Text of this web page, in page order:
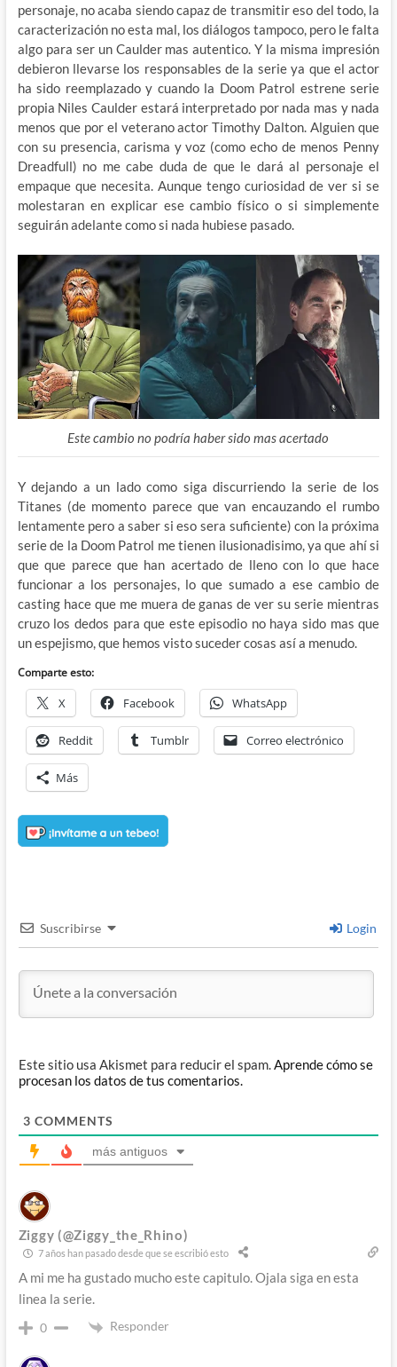
personaje, no acaba siendo capaz de transmitir eso del todo, la
caracterización no esta mal, los diálogos tampoco, pero le falta
algo para ser un Caulder mas autentico. Y la misma impresión
debieron llevarse los responsables de la serie ya que el actor
ha sido reemplazado y cuando la Doom Patrol estrene serie
propia Niles Caulder estará interpretado por nada mas y nada
menos que por el veterano actor Timothy Dalton. Alguien que
con su presencia, carisma y voz (como echo de menos Penny
Dreadfull) no me cabe duda de que le dará al personaje el
empaque que necesita. Aunque tengo curiosidad de ver si se
molestaran en explicar ese cambio físico o si simplemente
seguirán adelante como si nada hubiese pasado.
Este cambio no podría haber sido mas acertado
Y dejando a un lado como siga discurriendo la serie de los
Titanes (de momento parece que van encauzando el rumbo
lentamente pero a saber si eso sera suficiente) con la próxima
serie de la Doom Patrol me tienen ilusionadisimo, ya que ahí si
que que parece que han acertado de lleno con lo que hace
funcionar a los personajes, lo que sumado a ese cambio de
casting hace que me muera de ganas de ver su serie mientras
cruzo los dedos para que este episodio no haya sido mas que
un espejismo, que hemos visto suceder cosas así a menudo.
Comparte esto:
X Facebook WhatsApp
Reddit Tumblr Correo electrónico
Más
Suscribirse Login
Este sitio usa Akismet para reducir el spam.Aprende cómo se
procesan los datos de tus comentarios.
3 COMMENTS
más antiguos
Ziggy (@Ziggy_the_Rhino)
7 años han pasado desde que se escribió esto
A mi me ha gustado mucho este capitulo. Ojala siga en esta
linea la serie.
0 Responder